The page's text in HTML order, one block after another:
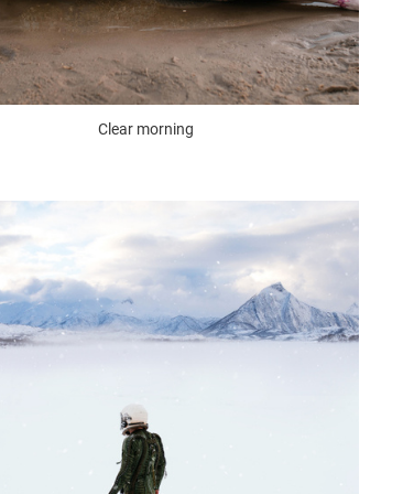
Clear morning